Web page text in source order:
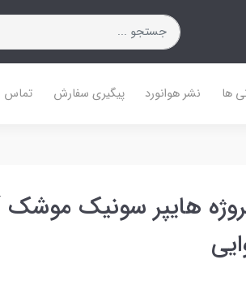
ها نشر هوانورد پیگیری سفارش تماس
هایپر سونیک موشک